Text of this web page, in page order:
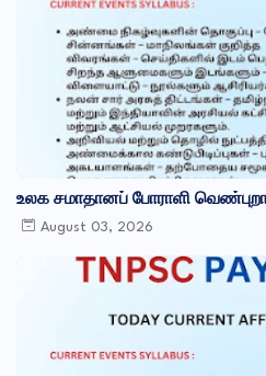
உலக சமாதானப் போராளி
August 03, 2026